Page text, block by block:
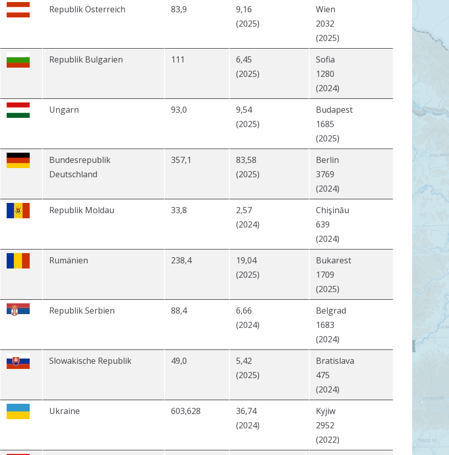
Republik Österreich
83,9
9,16
(2025)
Wien
2032
(2025)
Republik Bulgarien
111
6,45
(2025)
Sofia
1280
(2024)
Ungarn
93,0
9,54
(2025)
Budapest
1685
(2025)
Bundesrepublik
Deutschland
357,1
83,58
(2025)
Berlin
3769
(2024)
Republik Moldau
33,8
2,57
(2024)
Chişinău
639
(2024)
Rumänien
238,4
19,04
(2025)
Bukarest
1709
(2025)
Republik Serbien
88,4
6,66
(2024)
Belgrad
1683
(2024)
Slowakische Republik
49,0
5,42
(2025)
Bratislava
475
(2024)
Ukraine
603,628
36,74
(2024)
Kyjiw
2952
(2022)